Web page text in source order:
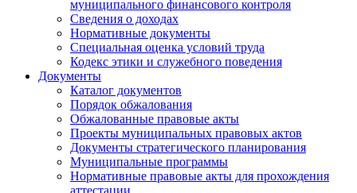
муниципального финансового контроля
Сведения о доходах
Нормативные документы
Специальная оценка условий труда
Кодекс этики и служебного поведения
Документы
Каталог документов
Порядок обжалования
Обжалованные правовые акты
Проекты муниципальных правовых актов
Документы стратегического планирования
Муниципальные программы
Нормативные правовые акты для прохождения
аттестации